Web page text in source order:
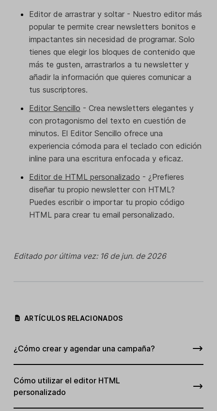
Editor de arrastrar y soltar - Nuestro editor más
popular te permite crear newsletters bonitos e
impactantes sin necesidad de programar. Solo
tienes que elegir los bloques de contenido que
más te gusten, arrastrarlos a tu newsletter y
añadir la información que quieres comunicar a
tus suscriptores.
Editor Sencillo - Crea newsletters elegantes y
con protagonismo del texto en cuestión de
minutos. El Editor Sencillo ofrece una
experiencia cómoda para el teclado con edición
inline para una escritura enfocada y eficaz.
Editor de HTML personalizado - ¿Prefieres
diseñar tu propio newsletter con HTML?
Puedes escribir o importar tu propio código
HTML para crear tu email personalizado.
Editado por última vez: 16 de jun. de 2026
ARTÍCULOS RELACIONADOS
¿Cómo crear y agendar una campaña?
Cómo utilizar el editor HTML
personalizado